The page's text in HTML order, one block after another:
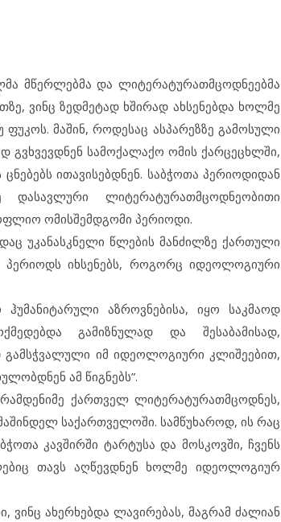
მწერლებმა და ლიტერატურათმცოდნეებმა
ვინც ზედმეტად ხშირად ახსენებდა ხოლმე
მაშინ, როდესაც ასპარეზზე გამოსული
სამოქალაქო ომის ქარცეცხლში,
ითავისებდნენ. საბჭოთა პერიოდიდან
ლიტერატურათმცოდნეობითი
ომისშემდგომი პერიოდი.
უკანასკნელი წლების მანძილზე ქართული
იხსენებს, როგორც იდეოლოგიური
აზროვნებისა, იყო საკმაოდ
გამიზნულად და შესაბამისად,
იმ იდეოლოგიური კლიშეებით,
ამ წიგნებს”.
ქართველ ლიტერატურათმცოდნეს,
საქართველოში. სამწუხაროდ, ის რაც
კავშირში ტარტუსა და მოსკოვში, ჩვენს
თავს აღწევდნენ ხოლმე იდეოლოგიურ
ვინც ახერხებდა ლავირებას, მაგრამ ძალიან